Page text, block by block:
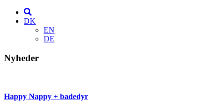
DK
EN
DE
Nyheder
Happy Nappy + badedyr